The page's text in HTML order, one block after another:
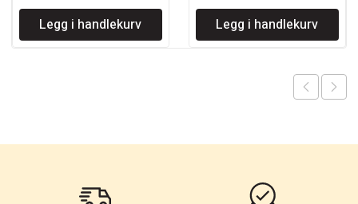
Legg i handlekurv Legg i handlekurv